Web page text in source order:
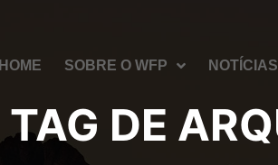
HOME SOBRE O WFP NOTÍCIAS
TAG DE